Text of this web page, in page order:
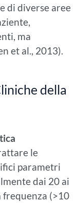
di diverse aree
ma
et al., 2013).
della
le
parametri
dai 20 ai
(>10